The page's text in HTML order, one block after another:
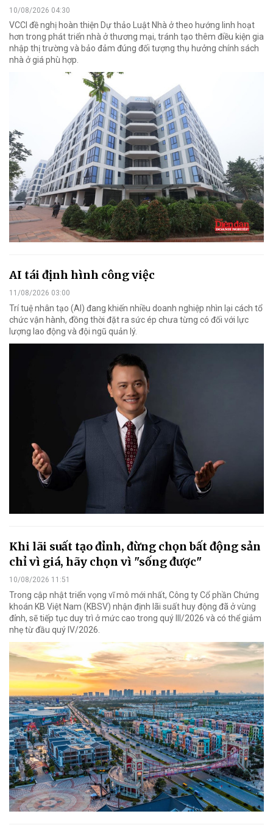
10/08/2026 04:30
VCCI đề nghị hoàn thiện Dự thảo Luật Nhà ở theo hướng linh hoạt
hơn trong phát triển nhà ở thương mại, tránh tạo thêm điều kiện gia
nhập thị trường và bảo đảm đúng đối tượng thụ hưởng chính sách
nhà ở giá phù hợp.
AI tái định hình công việc
11/08/2026 03:00
Trí tuệ nhân tạo (AI) đang khiến nhiều doanh nghiệp nhìn lại cách tổ
chức vận hành, đồng thời đặt ra sức ép chưa từng có đối với lực
lượng lao động và đội ngũ quản lý.
Khi lãi suất tạo đỉnh, đừng chọn bất động sản
chỉ vì giá, hãy chọn vì "sống được"
10/08/2026 11:51
Trong cập nhật triển vọng vĩ mô mới nhất, Công ty Cổ phần Chứng
khoán KB Việt Nam (KBSV) nhận định lãi suất huy động đã ở vùng
đỉnh, sẽ tiếp tục duy trì ở mức cao trong quý III/2026 và có thể giảm
nhẹ từ đầu quý IV/2026.